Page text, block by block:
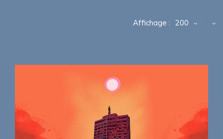
Affichage : 200